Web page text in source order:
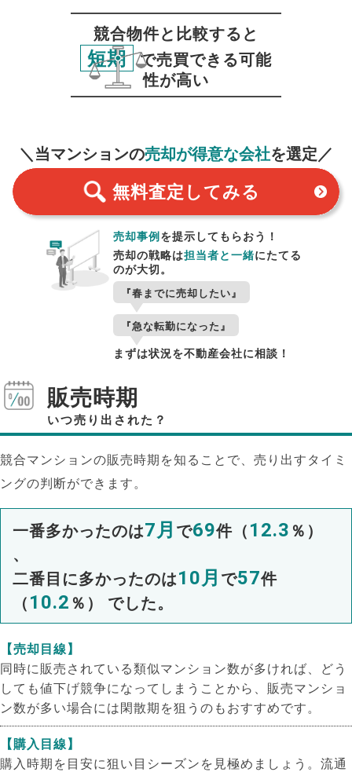
競合物件と比較すると
短期
で売買できる可能
性が高い
＼当マンションの売却が得意な会社を選定／
無料査定 してみる
売却事例 を提示してもらおう！
売却の戦略は担当者と一緒にたてる
のが大切。
『春までに売却したい』
『急な転勤になった』
まずは状況を不動産会社に相談！
販売時期
いつ売り出された？
競合マンションの販売時期を知ることで、売り出すタイミ
ングの判断ができます。
一番多かったのは7月 で69件（ 12.3 ％）
、
二番目に多かったのは10月 で57件
（ 10.2 ％） でした。
【売却目線】
同時に販売されている類似マンション数が多ければ、どう
しても値下げ競争になってしまうことから、販売マンショ
ン数が多い場合には閑散期を狙うのもおすすめです。
【購入目線】
購入時期を目安に狙い目シーズンを見極めましょう。流通